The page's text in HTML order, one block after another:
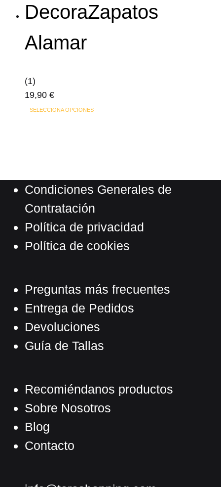
múltiples
DecoraZapatos
Alamar
(1)
19,90 €
SELECCIONA OPCIONES
Condiciones Generales de
Contratación
Política de privacidad
Política de cookies
Preguntas más frecuentes
Entrega de Pedidos
Devoluciones
Guía de Tallas
Recomiéndanos productos
Sobre Nosotros
Blog
Contacto